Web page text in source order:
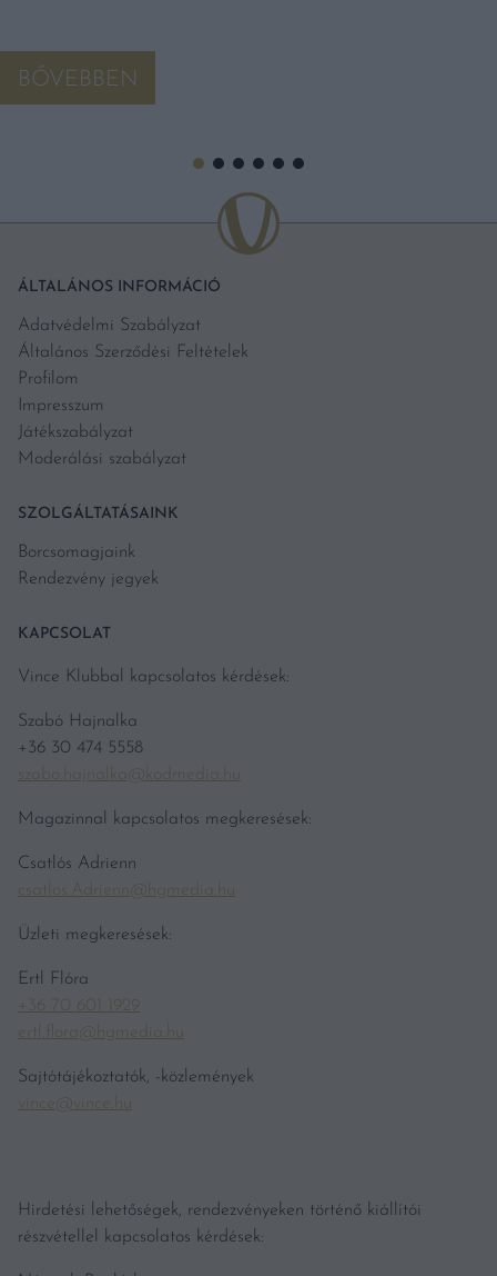
BŐVEBBEN
ÁLTALÁNOS INFORMÁCIÓ
Adatvédelmi Szabályzat
Általános Szerződési Feltételek
Profilom
Impresszum
Játékszabályzat
Moderálási szabályzat
SZOLGÁLTATÁSAINK
Borcsomagjaink
Rendezvény jegyek
KAPCSOLAT
Vince Klubbal kapcsolatos kérdések:
Szabó Hajnalka
+36 30 474 5558
szabo.hajnalka@kodmedia.hu
Magazinnal kapcsolatos megkeresések:
Csatlós Adrienn
csatlos.Adrienn@hgmedia.hu
Üzleti megkeresések:
Ertl Flóra
+36 70 601 1929
ertl.flora@hgmedia.hu
Sajtótájékoztatók, -közlemények
vince@vince.hu
Hirdetési lehetőségek, rendezvényeken történő kiállítói
részvétellel kapcsolatos kérdések: